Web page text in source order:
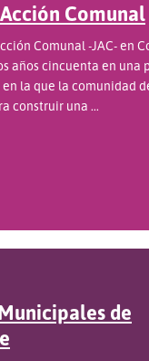
Comunal
Comunal -JAC- en
años cincuenta en una
la que la comunidad
construir una ...
de